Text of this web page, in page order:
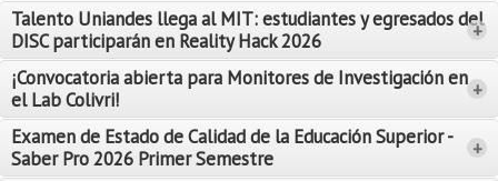
Talento Uniandes llega al MIT: estudiantes y egresados del
DISC participarán en Reality Hack 2026
+
¡Convocatoria abierta para Monitores de Investigación en
el Lab Colivri!
+
Examen de Estado de Calidad de la Educación Superior -
Saber Pro 2026 Primer Semestre
+